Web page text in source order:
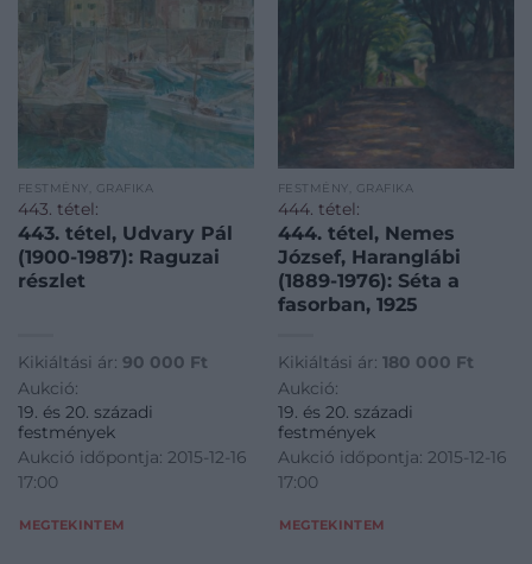
FESTMÉNY, GRAFIKA
443. tétel:
443. tétel, Udvary Pál
(1900-1987): Raguzai
részlet
Kikiáltási ár: 90 000 Ft
Aukció:
19. és 20. századi
festmények
Aukció időpontja: 2015-12-16
17:00
MEGTEKINTEM
FESTMÉNY, GRAFIKA
444. tétel:
444. tétel, Nemes
József, Haranglábi
(1889-1976): Séta a
fasorban, 1925
Kikiáltási ár: 180 000 Ft
Aukció:
19. és 20. századi
festmények
Aukció időpontja: 2015-12-16
17:00
MEGTEKINTEM